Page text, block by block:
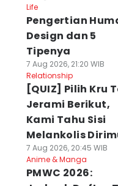
Life
Pengertian
Design dan 5
Tipenya
7 Aug 2026, 21:20 WIB
Relationship
[QUIZ] Pilih Kru
Jerami Berikut,
Kami Tahu Sisi
Melankolis
7 Aug 2026, 20:45 WIB
Anime & Manga
PMWC 2026: